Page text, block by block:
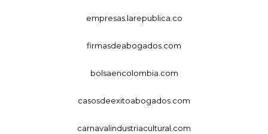
empresas.larepublica.co
firmasdeabogados.com
bolsaencolombia.com
casosdeexitoabogados.com
carnavalindustriacultural.com